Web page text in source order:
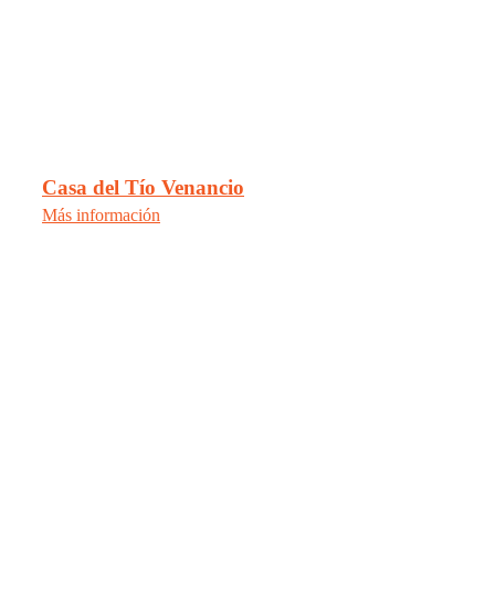
Casa del Tío Venancio
Más información